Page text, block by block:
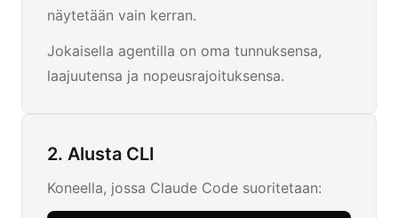
näytetään vain kerran.
Jokaisella agentilla on oma tunnuksensa,
laajuutensa ja nopeusrajoituksensa.
2. Alusta CLI
Koneella, jossa Claude Code suoritetaan: